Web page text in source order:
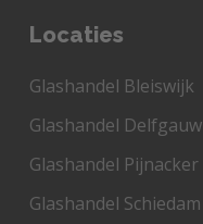
Locaties
Glashandel Bleiswijk
Glashandel Delfgauw
Glashandel Pijnacker
Glashandel Schiedam